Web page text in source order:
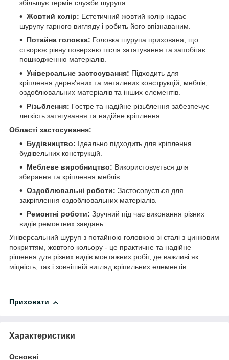
збільшує термін служби шурупа.
Жовтий колір: Естетичний жовтий колір надає
шурупу гарного вигляду і робить його впізнаваним.
Потайна головка: Головка шурупа прихована, що
створює рівну поверхню після затягування та запобігає
пошкодженню матеріалів.
Універсальне застосування: Підходить для
кріплення дерев'яних та металевих конструкцій, меблів,
оздоблювальних матеріалів та інших елементів.
Різьблення: Гостре та надійне різьблення забезпечує
легкість затягування та надійне кріплення.
Області застосування:
Будівництво: Ідеально підходить для кріплення
будівельних конструкцій.
Меблеве виробництво: Використовується для
збирання та кріплення меблів.
Оздоблювальні роботи: Застосовується для
закріплення оздоблювальних матеріалів.
Ремонтні роботи: Зручний під час виконання різних
видів ремонтних завдань.
Універсальний шуруп з потайною головкою зі сталі з цинковим
покриттям, жовтого кольору - це практичне та надійне
рішення для різних видів монтажних робіт, де важливі як
міцність, так і зовнішній вигляд кріпильних елементів.
Приховати
Характеристики
Основні